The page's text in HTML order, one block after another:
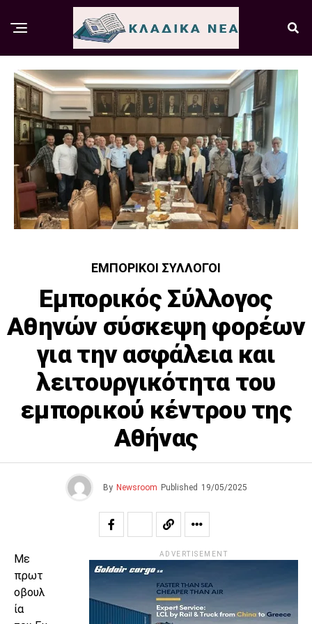
ΕΜΠΟΡΙΚΟΊ ΣΎΛΛΟΓΟΙ
Εμπορικός Σύλλογος
Αθηνών σύσκεψη φορέων
για την ασφάλεια και
λειτουργικότητα του
εμπορικού κέντρου της
Αθήνας
By Newsroom Published 19/05/2025
Με
πρωτ
οβουλ
ία
ADVERTISEMENT